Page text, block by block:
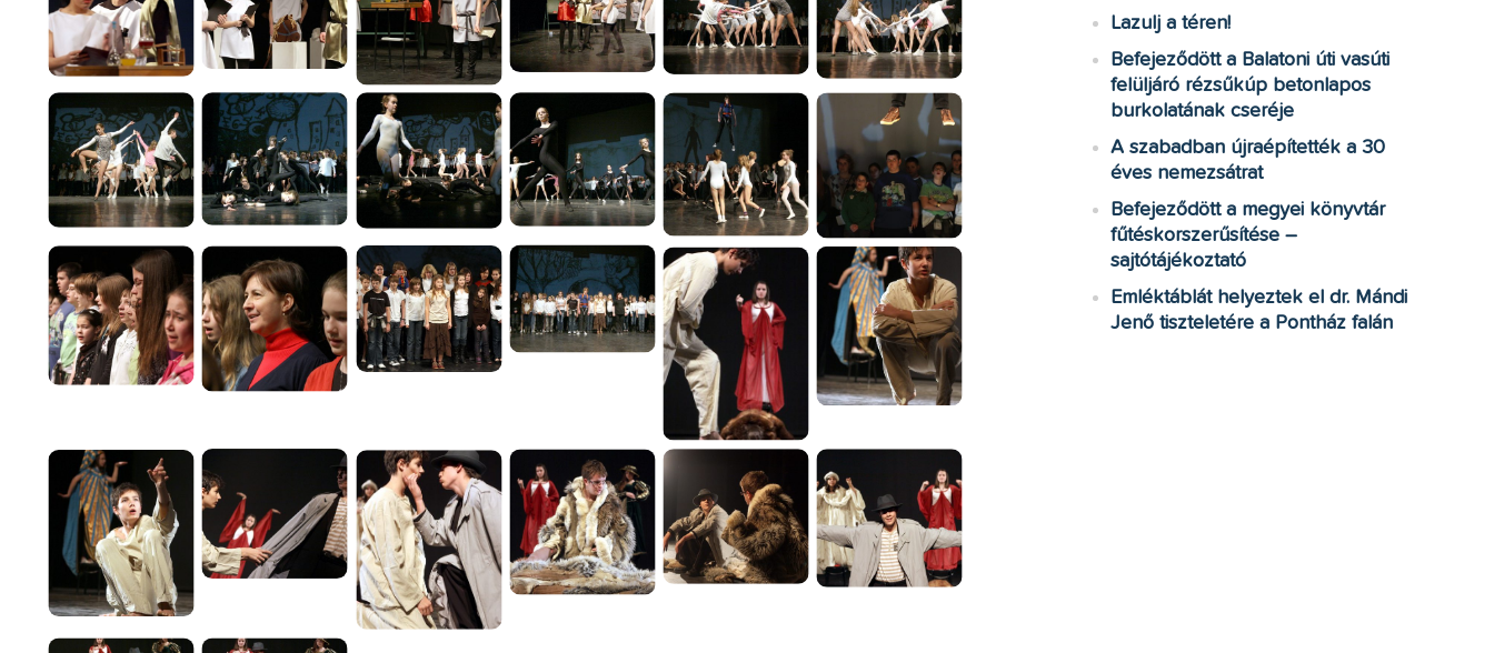
Lazulj a téren!
Befejeződött a Balatoni úti vasúti
felüljáró rézsűkúp betonlapos
burkolatának cseréje
A szabadban újraépítették a 30
éves nemezsátrat
Befejeződött a megyei könyvtár
fűtéskorszerűsítése –
sajtótájékoztató
Emléktáblát helyeztek el dr. Mándi
Jenő tiszteletére a Pontház falán